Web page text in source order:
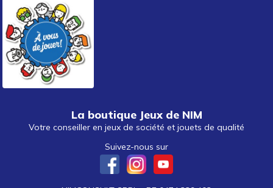
La boutique Jeux de NIM
Votre conseiller en jeux de société et jouets de qualité
Suivez-nous sur